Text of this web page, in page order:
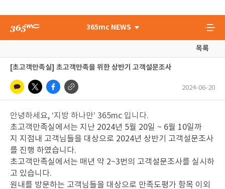
365mc NEWS
목록
[초고객만족실] 초고객만족을 위한 상반기 고객설문조사
2024-06-20
안녕하세요, ‘지방 하나만’ 365mc 입니다.
초고객만족실에서는 지난 2024년 5월 20일 ~ 6월 10일까
지 지점내 고객님들을 대상으로 2024년 상반기 고객설문조사
를 진행 하였습니다.
초고객만족실에서는 매년 약 2~3번의 고객설문조사를 실시하
고 있습니다.
원내를 방문하는 고객님들을 대상으로 만족도평가 항목 이외